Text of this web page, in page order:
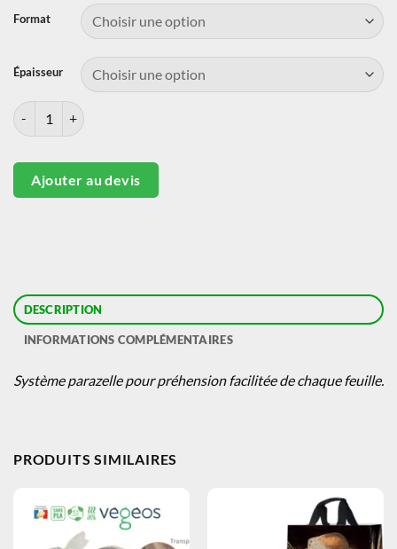
Format
Épaisseur
quantité de Feuilles papier parazelle «Good»
Ajouter au devis
DESCRIPTION
INFORMATIONS COMPLÉMENTAIRES
Système parazelle pour préhension facilitée de chaque feuille.
PRODUITS SIMILAIRES